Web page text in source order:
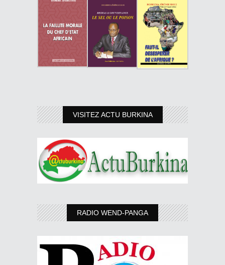
VISITEZ ACTU BURKINA
RADIO WEND-PANGA